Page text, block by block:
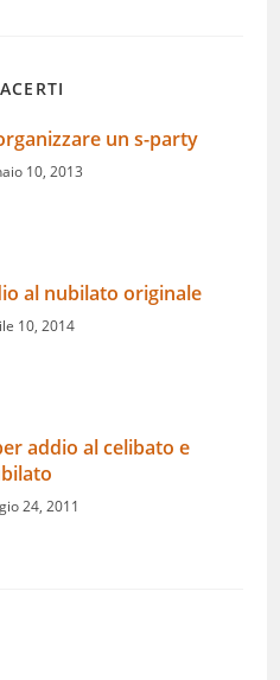
un s-party
10, 2013
al nubilato originale
10, 2014
addio al celibato e
24, 2011